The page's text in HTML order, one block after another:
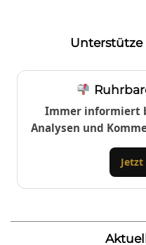
Unterstütze
Immer informiert
Analysen und